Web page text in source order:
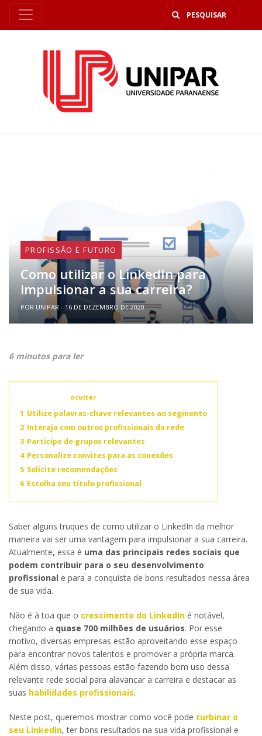
PROFISSÃO E FUTURO
Como utilizar o LinkedIn para
impulsionar a sua carreira?
POR UNIPAR - 16 DE DEZEMBRO DE 2020
6 minutos para ler
ocultar
1 Utilize palavras-chave relevantes ao segmento
2 Interaja com outros profissionais da rede
3 Participe de grupos relevantes
4 Personalize convites para as conexões
5 Solicite recomendações
6 Escolha seu título profissional
Saber alguns truques de como utilizar o LinkedIn da melhor
maneira vai ser uma vantagem para impulsionar a sua carreira.
Atualmente, essa é uma das principais redes sociais que
podem contribuir para o seu desenvolvimento
profissional e para a conquista de bons resultados nessa área
de sua vida.
Não é à toa que o crescimento do LinkedIn é notável,
chegando a quase 700 milhões de usuários. Por esse
motivo, diversas empresas estão aproveitando esse espaço
para encontrar novos talentos e promover a própria marca.
Além disso, várias pessoas estão fazendo bom uso dessa
relevante rede social para alavancar a carreira e destacar as
suas habilidades profissionais.
Neste post, queremos mostrar como você pode turbinar o
seu LinkedIn, ter bons resultados na sua vida profissional e